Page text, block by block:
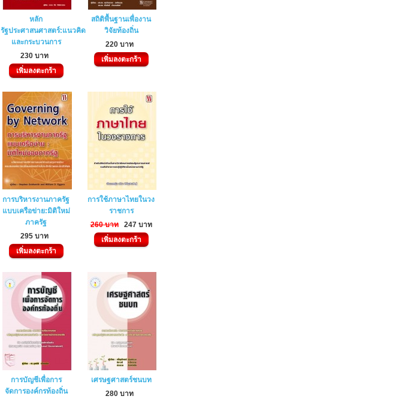
หลัก
รัฐประศาสนศาสตร์:แนวคิด
และกระบวนการ
230 บาท
เพิ่มลงตะกร้า
สถิติพื้นฐานเพื่องาน
วิจัยท้องถิ่น
220 บาท
เพิ่มลงตะกร้า
การบริหารงานภาครัฐ
แบบเครือข่าย:มิติใหม่
ภาครัฐ
295 บาท
เพิ่มลงตะกร้า
การใช้ภาษาไทยในวง
ราชการ
260 บาท
247 บาท
เพิ่มลงตะกร้า
การบัญชีเพื่อการ
จัดการองค์กรท้องถิ่น
เศรษฐศาสตร์ชนบท
280 บาท